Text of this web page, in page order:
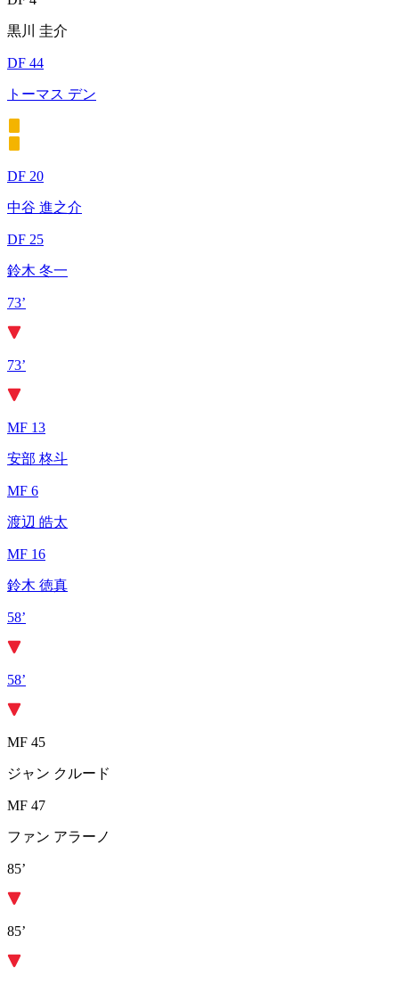
黒川 圭介
DF 44
トーマス デン
DF 20
中谷 進之介
DF 25
鈴木 冬一
73’
73’
MF 13
安部 柊斗
MF 6
渡辺 皓太
MF 16
鈴木 徳真
58’
58’
MF 45
ジャン クルード
MF 47
ファン アラーノ
85’
85’